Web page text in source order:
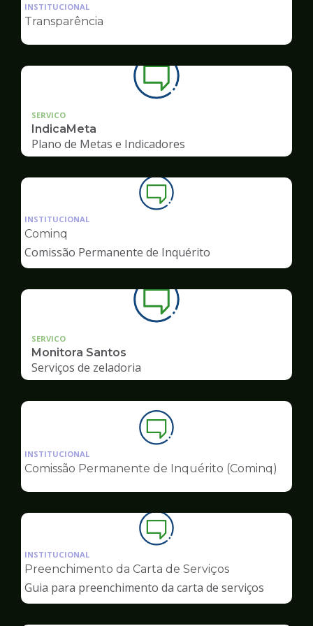
Ouvidoria
INSTITUCIONAL
Transparência
SERVICO
IndicaMeta
Plano de Metas e Indicadores
Ilustração
da
de
Ouvidoria
INSTITUCIONAL
Cominq
Comissão Permanente de Inquérito
SERVICO
Monitora Santos
Serviços de zeladoria
Ilustração
da
pagina
Ouvidoria
INSTITUCIONAL
Comissão Permanente de Inquérito (Cominq)
Ilustração
da
pagina
de
Ouvidoria
INSTITUCIONAL
Preenchimento da Carta de Serviços
Guia para preenchimento da carta de serviços